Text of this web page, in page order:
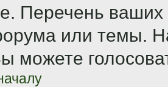
Перечень ваших
или темы.
можете